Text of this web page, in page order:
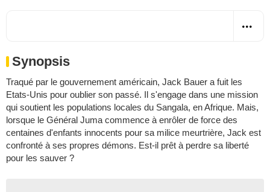
Synopsis
Traqué par le gouvernement américain, Jack Bauer a fuit les
Etats-Unis pour oublier son passé. Il s'engage dans une mission
qui soutient les populations locales du Sangala, en Afrique. Mais,
lorsque le Général Juma commence à enrôler de force des
centaines d'enfants innocents pour sa milice meurtrière, Jack est
confronté à ses propres démons. Est-il prêt à perdre sa liberté
pour les sauver ?